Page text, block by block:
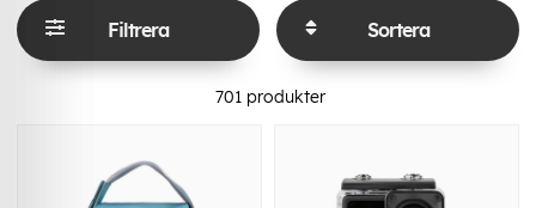
Filtrera Sortera
701 produkter